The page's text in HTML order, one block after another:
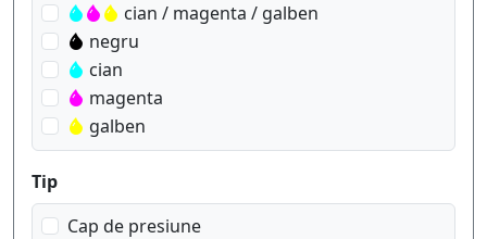
cian / magenta / galben
negru
cian
magenta
galben
Tip
Cap de presiune